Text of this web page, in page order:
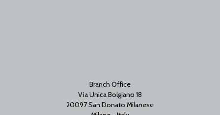
Branch Office
Via Unica Bolgiano 18
20097 San Donato Milanese